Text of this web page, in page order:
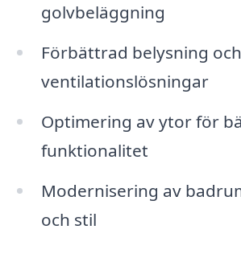
golvbeläggning
Förbättrad belysning och
ventilationslösningar
Optimering av ytor för
funktionalitet
Modernisering av
och stil